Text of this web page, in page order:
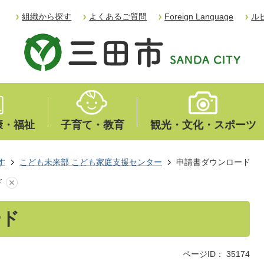
組織から探す よくあるご質問 Foreign Language ル
・福祉 子育て・教育 観光・文化・スポーツ
こども未来部 こども家庭支援センター 申請書ダウンロード
ページID： 35174